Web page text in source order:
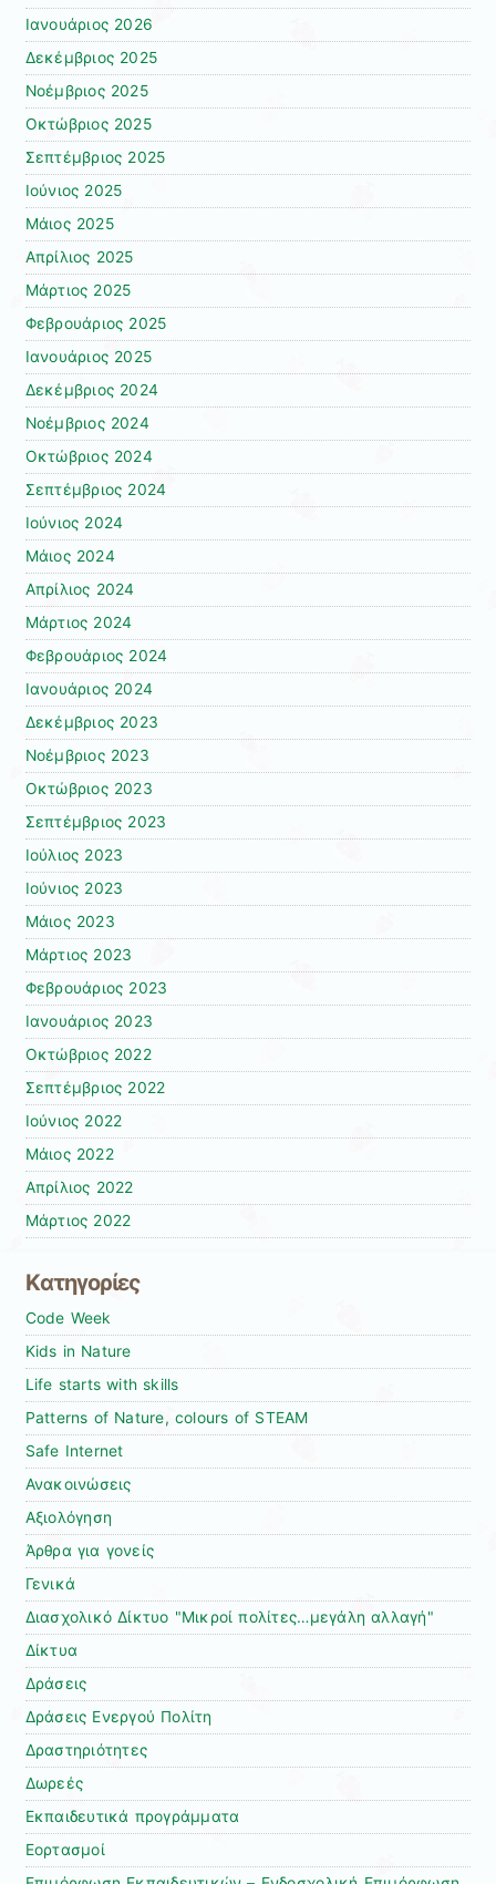
Ιανουάριος 2026
Δεκέμβριος 2025
Νοέμβριος 2025
Οκτώβριος 2025
Σεπτέμβριος 2025
Ιούνιος 2025
Μάιος 2025
Απρίλιος 2025
Μάρτιος 2025
Φεβρουάριος 2025
Ιανουάριος 2025
Δεκέμβριος 2024
Νοέμβριος 2024
Οκτώβριος 2024
Σεπτέμβριος 2024
Ιούνιος 2024
Μάιος 2024
Απρίλιος 2024
Μάρτιος 2024
Φεβρουάριος 2024
Ιανουάριος 2024
Δεκέμβριος 2023
Νοέμβριος 2023
Οκτώβριος 2023
Σεπτέμβριος 2023
Ιούλιος 2023
Ιούνιος 2023
Μάιος 2023
Μάρτιος 2023
Φεβρουάριος 2023
Ιανουάριος 2023
Οκτώβριος 2022
Σεπτέμβριος 2022
Ιούνιος 2022
Μάιος 2022
Απρίλιος 2022
Μάρτιος 2022
Kατηγορίες
Code Week
Kids in Nature
Life starts with skills
Patterns of Nature, colours of STEAM
Safe Internet
Ανακοινώσεις
Αξιολόγηση
Άρθρα για γονείς
Γενικά
Διασχολικό Δίκτυο "Μικροί πολίτες…μεγάλη αλλαγή"
Δίκτυα
Δράσεις
Δράσεις Ενεργού Πολίτη
Δραστηριότητες
Δωρεές
Εκπαιδευτικά προγράμματα
Εορτασμοί